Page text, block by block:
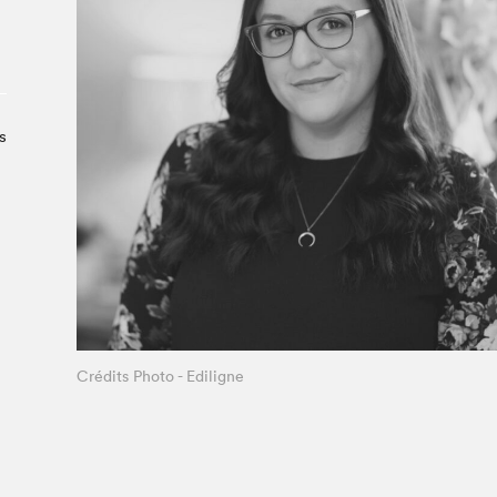
À propos du Salon
Liste des exposant·e·s
Liste des auteur·rice·s
Crédits Photo - Ediligne